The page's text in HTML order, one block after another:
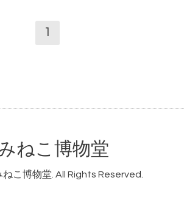
1
ねこ博物堂
ねこ博物堂 . All Rights Reserved.